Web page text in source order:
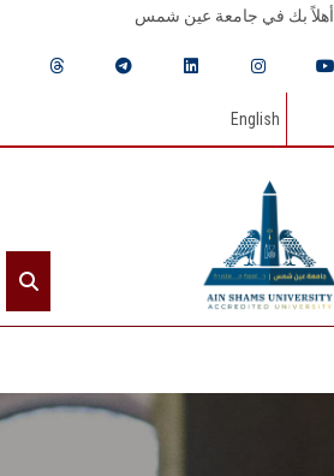
أهلاً بك في جامعة عين شمس
English
الرئيسيـة